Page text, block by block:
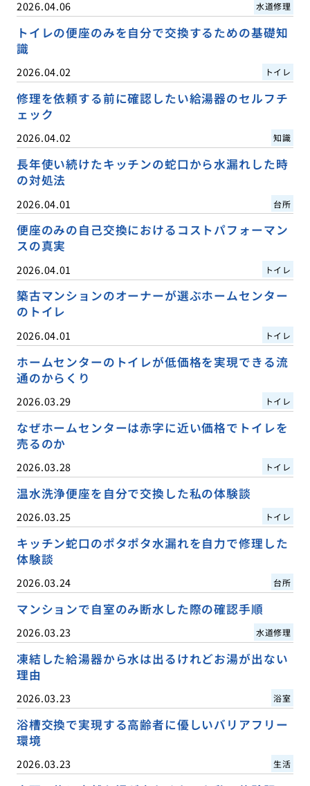
2026.04.06 水道修理
トイレの便座のみを自分で交換するための基礎知
識
2026.04.02 トイレ
修理を依頼する前に確認したい給湯器のセルフチ
ェック
2026.04.02 知識
長年使い続けたキッチンの蛇口から水漏れした時
の対処法
2026.04.01 台所
便座のみの自己交換におけるコストパフォーマン
スの真実
2026.04.01 トイレ
築古マンションのオーナーが選ぶホームセンター
のトイレ
2026.04.01 トイレ
ホームセンターのトイレが低価格を実現できる流
通のからくり
2026.03.29 トイレ
なぜホームセンターは赤字に近い価格でトイレを
売るのか
2026.03.28 トイレ
温水洗浄便座を自分で交換した私の体験談
2026.03.25 トイレ
キッチン蛇口のポタポタ水漏れを自力で修理した
体験談
2026.03.24 台所
マンションで自室のみ断水した際の確認手順
2026.03.23 水道修理
凍結した給湯器から水は出るけれどお湯が出ない
理由
2026.03.23 浴室
浴槽交換で実現する高齢者に優しいバリアフリー
環境
2026.03.23 生活